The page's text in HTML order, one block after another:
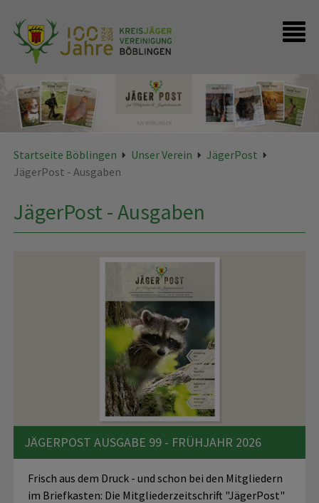
Startseite
Presse
Startseite Böblingen Unser Verein
JägerPost
JägerPost - Ausgaben
JägerPost - Ausgaben
JÄGERPOST AUSGABE 99 - FRÜHJAHR 2026
Frisch aus dem Druck - und schon bei den Mitgliedern
im Briefkasten: Die Mitgliederzeitschrift "JägerPost"